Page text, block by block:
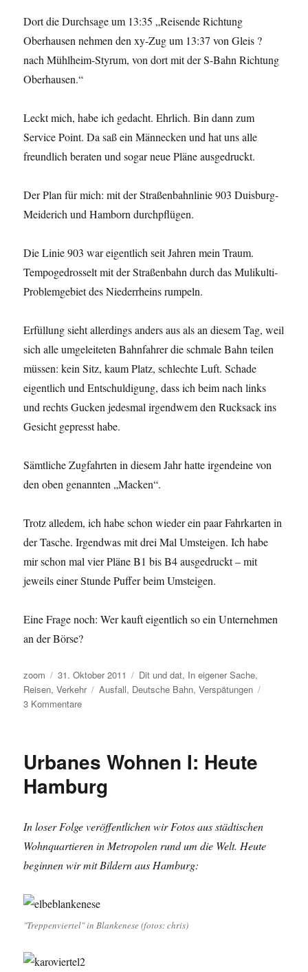
Dort die Durchsage um 13:35 „Reisende Richtung
Oberhausen nehmen den xy-Zug um 13:37 von Gleis ?
nach Mühlheim-Styrum, von dort mit der S-Bahn Richtung
Oberhausen.“
Leckt mich, habe ich gedacht. Ehrlich. Bin dann zum
Service Point. Da saß ein Männecken und hat uns alle
freundlich beraten und sogar neue Pläne ausgedruckt.
Der Plan für mich: mit der Straßenbahnlinie 903 Duisburg-
Meiderich und Hamborn durchpflügen.
Die Linie 903 war eigentlich seit Jahren mein Traum.
Tempogedrosselt mit der Straßenbahn durch das Mulikulti-
Problemgebiet des Niederrheins rumpeln.
Erfüllung sieht allerdings anders aus als an diesem Tag, weil
sich alle umgeleiteten Bahnfahrer die schmale Bahn teilen
müssen: kein Sitz, kaum Platz, schlechte Luft. Schade
eigentlich und Entschuldigung, dass ich beim nach links
und rechts Gucken jedesmal irgendwem den Rucksack ins
Gesicht gepresst habe.
Sämtliche Zugfahrten in diesem Jahr hatte irgendeine von
den oben genannten „Macken“.
Trotz alledem, ich habe schon wieder ein paar Fahrkarten in
der Tasche. Irgendwas mit drei Mal Umsteigen. Ich habe
mir schon mal vier Pläne B1 bis B4 ausgedruckt – mit
jeweils einer Stunde Puffer beim Umsteigen.
Eine Frage noch: Wer kauft eigentlich so ein Unternehmen
an der Börse?
Autor
zoom
Veröffentlicht
am
31. Oktober 2011 Kategorien
Dit und dat, In eigener Sache,
Reisen,Verkehr Schlagwörter
Ausfall, Deutsche Bahn,Verspätungen
3 Kommentarezu
die
Bahn
ermöglichte
Urbanes Wohnen I: Heute
Hamburg
In loser Folge veröffentlichen wir Fotos aus städtischen
Wohnquartieren in Metropolen rund um die Welt. Heute
beginnen wir mit Bildern aus Hamburg:
"Treppenviertel" in Blankenese (fotos: chris)